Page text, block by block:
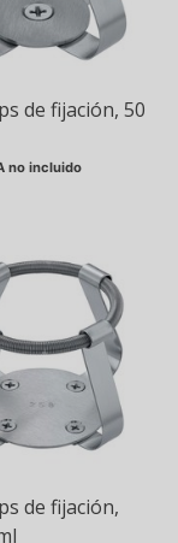
de fijación, 50
no incluido
de fijación,